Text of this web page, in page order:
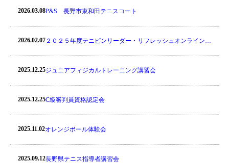
2026.03.08P&S 長野市東和田テニスコート
2026.02.07 ２０２５年度テニピンリーダー・リフレッシュオンライン講
2025.12.25ジュニアフィジカルトレーニング講習会
2025.12.25C級審判員資格認定会
2025.11.02オレンジボール体験会
2025.09.12長野県テニス指導者講習会